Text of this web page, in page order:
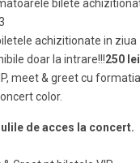
bilete
achizitionate in ziua
doar la intrare!!!250
meet & greet cu
color.
de acces la concert.